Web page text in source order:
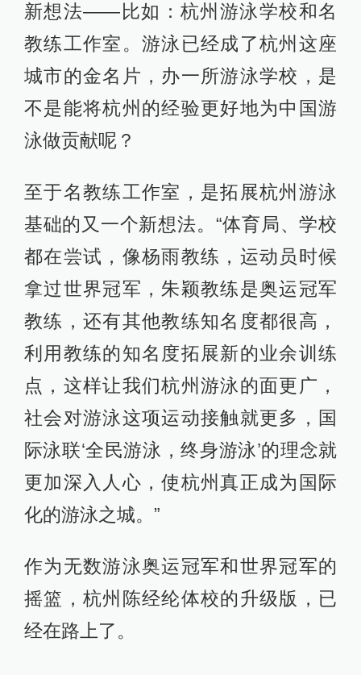
新想法——比如：杭州游泳学校和名
教练工作室。游泳已经成了杭州这座
城市的金名片，办一所游泳学校，是
不是能将杭州的经验更好地为中国游
泳做贡献呢？
至于名教练工作室，是拓展杭州游泳
基础的又一个新想法。“体育局、学校
都在尝试，像杨雨教练，运动员时候
拿过世界冠军，朱颖教练是奥运冠军
教练，还有其他教练知名度都很高，
利用教练的知名度拓展新的业余训练
点，这样让我们杭州游泳的面更广，
社会对游泳这项运动接触就更多，国
际泳联‘全民游泳，终身游泳’的理念就
更加深入人心，使杭州真正成为国际
化的游泳之城。”
作为无数游泳奥运冠军和世界冠军的
摇篮，杭州陈经纶体校的升级版，已
经在路上了。